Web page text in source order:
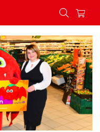
prikupljeno je više od